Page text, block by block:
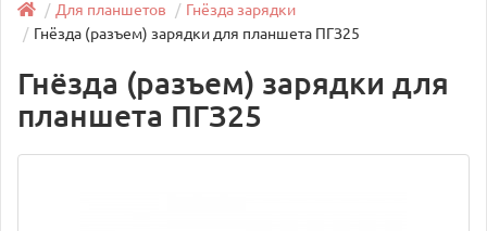
Для планшетов
Гнёзда зарядки
Гнёзда (разъем) зарядки для планшета ПГЗ25
Гнёзда (разъем) зарядки для
планшета ПГЗ25